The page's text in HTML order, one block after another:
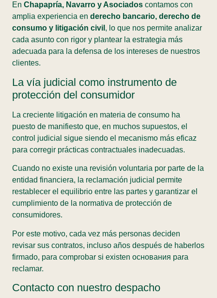
En Chapapría, Navarro y Asociados contamos con
amplia experiencia en derecho bancario, derecho de
consumo y litigación civil , lo que nos permite analizar
cada asunto con rigor y plantear la estrategia más
adecuada para la defensa de los intereses de nuestros
clientes.
La vía judicial como instrumento de
protección del consumidor
La creciente litigación en materia de consumo ha
puesto de manifiesto que, en muchos supuestos, el
control judicial sigue siendo el mecanismo más eficaz
para corregir prácticas contractuales inadecuadas.
Cuando no existe una revisión voluntaria por parte de la
entidad financiera, la reclamación judicial permite
restablecer el equilibrio entre las partes y garantizar el
cumplimiento de la normativa de protección de
consumidores.
Por este motivo, cada vez más personas deciden
revisar sus contratos, incluso años después de haberlos
firmado, para comprobar si existen основания para
reclamar.
Contacto con nuestro despacho